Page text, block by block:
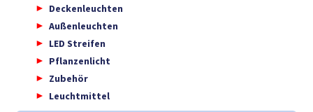
Deckenleuchten
Außenleuchten
LED Streifen
Pflanzenlicht
Zubehör
Leuchtmittel